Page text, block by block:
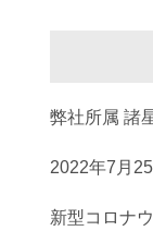
弊社所属 諸
2022年7月25
新型コロナ